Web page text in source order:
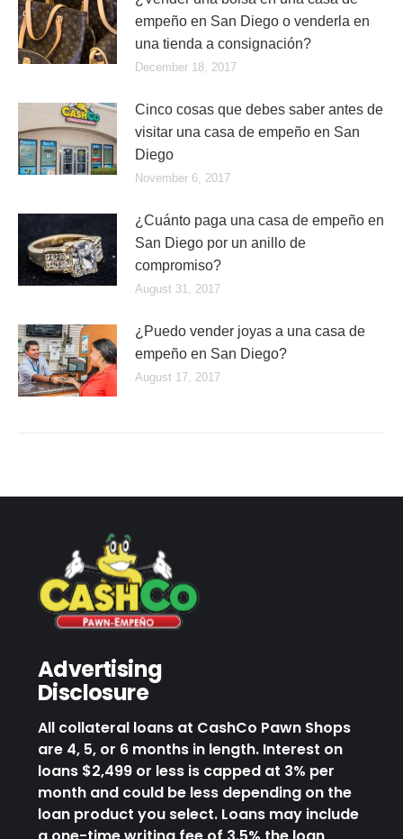
empeño en San Diego o venderla en
una tienda a consignación?
December 18, 2017
Cinco cosas que debes saber antes de
visitar una casa de empeño en San
Diego
November 6, 2017
¿Cuánto paga una casa de empeño en
San Diego por un anillo de
compromiso?
August 31, 2017
¿Puedo vender joyas a una casa de
empeño en San Diego?
August 17, 2017
Advertising
Disclosure
All collateral loans at CashCo Pawn Shops
are 4, 5, or 6 months in length. Interest on
loans $2,499 or less is capped at 3% per
month and could be less depending on the
loan product you select. Loans may include